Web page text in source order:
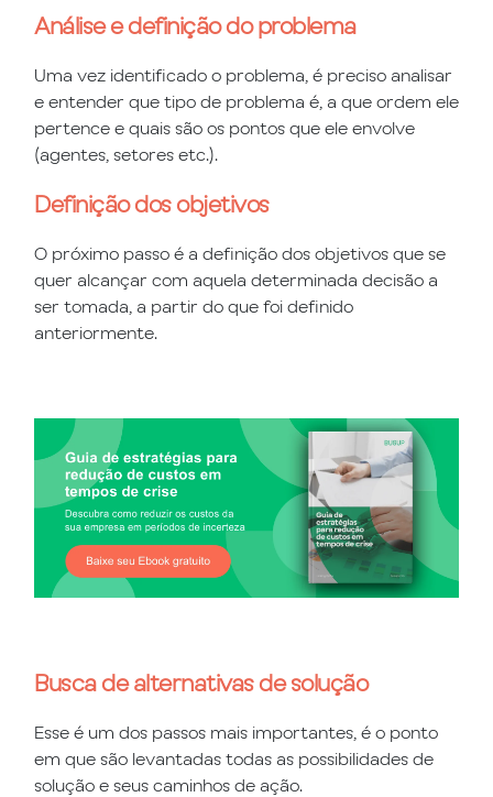
Análise e definição do problema
Uma vez identificado o problema, é preciso analisar
e entender que tipo de problema é, a que ordem ele
pertence e quais são os pontos que ele envolve
(agentes, setores etc.).
Definição dos objetivos
O próximo passo é a definição dos objetivos que se
quer alcançar com aquela determinada decisão a
ser tomada, a partir do que foi definido
anteriormente.
Busca de alternativas de solução
Esse é um dos passos mais importantes, é o ponto
em que são levantadas todas as possibilidades de
solução e seus caminhos de ação.